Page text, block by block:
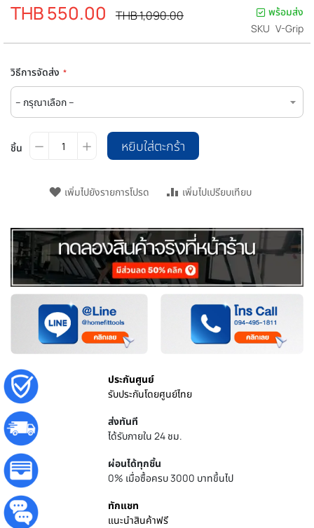
ราคา
THB 550.00
ราคา
THB 1,090.00
พร้อมส่ง
SKU V-Grip
วิธีการจัดส่ง
ชิ้น หยิบใส่ตะกร้า
เพิ่มไปยังรายการโปรด เพิ่มไปเปรียบเทียบ
ประกันศูนย์
รับประกันโดยศูนย์ไทย
ส่งทันที
ได้รับภายใน 24 ชม.
ผ่อนได้ทุกชิ้น
0% เมื่อซื้อครบ 3000 บาทขึ้นไป
ทักแชท
แนะนำสินค้าฟรี